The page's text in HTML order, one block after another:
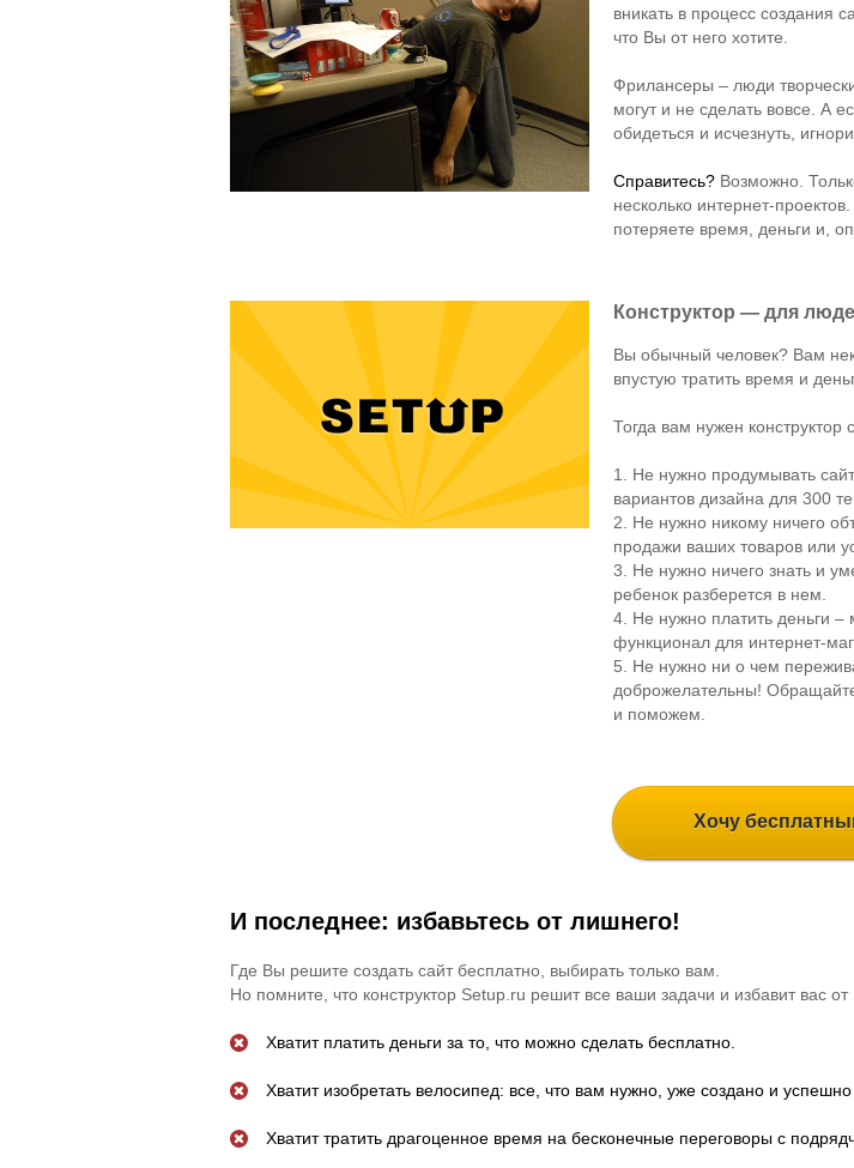
вникать в процесс создания
что Вы от него хотите.
Фрилансеры – люди
могут и не сделать вовсе. А
обидеться и исчезнуть,
Справитесь? Возможно.
несколько интернет-
потеряете время, деньги и,
Конструктор — для
Вы обычный человек? Вам
впустую тратить время и
Тогда вам нужен конструктор
1. Не нужно продумывать
вариантов дизайна для 300
2. Не нужно никому ничего
продажи ваших товаров или
3. Не нужно ничего знать и
ребенок разберется в нем.
4. Не нужно платить деньги
функционал для интернет-
5. Не нужно ни о чем
доброжелательны!
и поможем.
Хочу
И последнее: избавьтесь от лишнего!
Где Вы решите создать сайт бесплатно, выбирать только вам.
Но помните, что конструктор Setup.ru решит все ваши задачи и избавит вас
Хватит платить деньги за то, что можно сделать бесплатно.
Хватит изобретать велосипед: все, что вам нужно, уже создано и успешно
Хватит тратить драгоценное время на бесконечные переговоры с